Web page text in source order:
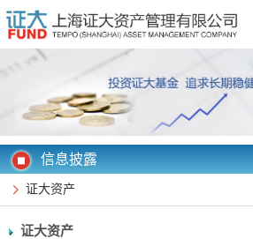
信息披露
证大资产
证大资产